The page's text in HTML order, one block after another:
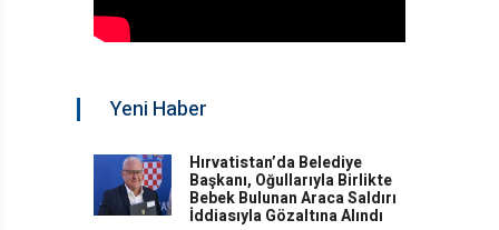
Yeni Haber
Hırvatistan’da Belediye
Başkanı, Oğullarıyla Birlikte
Bebek Bulunan Araca Saldırı
İddiasıyla Gözaltına Alındı